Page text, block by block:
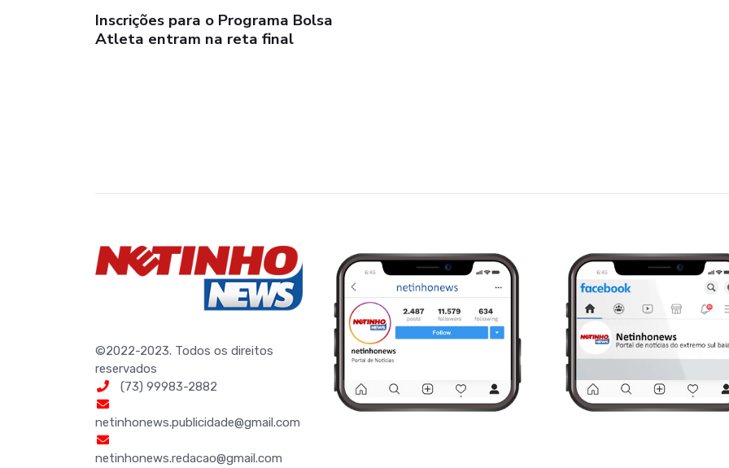
Inscrições para o Programa Bolsa
Atleta entram na reta final
©2022-2023. Todos os direitos
reservados
(73) 99983-2882
netinhonews.publicidade@gmail.com
netinhonews.redacao@gmail.com